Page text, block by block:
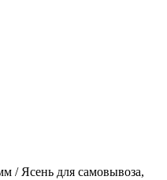
/ Ясень для самовывоза,